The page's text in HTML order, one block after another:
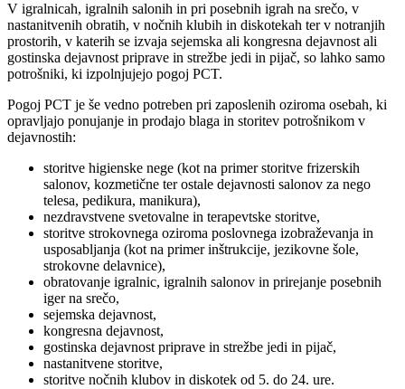
V igralnicah, igralnih salonih in pri posebnih igrah na srečo, v
nastanitvenih obratih, v nočnih klubih in diskotekah ter v notranjih
prostorih, v katerih se izvaja sejemska ali kongresna dejavnost ali
gostinska dejavnost priprave in strežbe jedi in pijač, so lahko samo
potrošniki, ki izpolnjujejo pogoj PCT.
Pogoj PCT je še vedno potreben pri zaposlenih oziroma osebah, ki
opravljajo ponujanje in prodajo blaga in storitev potrošnikom v
dejavnostih:
storitve higienske nege (kot na primer storitve frizerskih
salonov, kozmetične ter ostale dejavnosti salonov za nego
telesa, pedikura, manikura),
nezdravstvene svetovalne in terapevtske storitve,
storitve strokovnega oziroma poslovnega izobraževanja in
usposabljanja (kot na primer inštrukcije, jezikovne šole,
strokovne delavnice),
obratovanje igralnic, igralnih salonov in prirejanje posebnih
iger na srečo,
sejemska dejavnost,
kongresna dejavnost,
gostinska dejavnost priprave in strežbe jedi in pijač,
nastanitvene storitve,
storitve nočnih klubov in diskotek od 5. do 24. ure.